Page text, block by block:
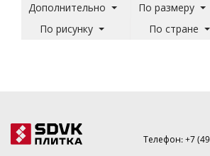
Дополнительно
По размеру
По рисунку
По стране
Телефон:+7